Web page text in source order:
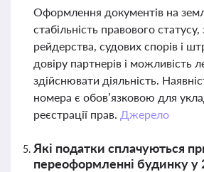
Оформлення документів на
стабільність правового
рейдерства, судових спорів і
довіру партнерів і можливість
здійснювати діяльність.
номера є обов’язковою для
реєстрації прав. Джерело
Які податки сплачуються
переоформленні будинку у